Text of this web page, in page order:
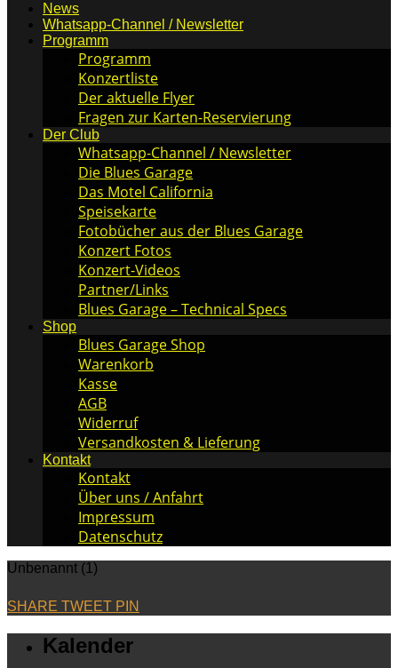
News
Whatsapp-Channel / Newsletter
Programm
Programm
Konzertliste
Der aktuelle Flyer
Fragen zur Karten-Reservierung
Der Club
Whatsapp-Channel / Newsletter
Die Blues Garage
Das Motel California
Speisekarte
Fotobücher aus der Blues Garage
Konzert Fotos
Konzert-Videos
Partner/Links
Blues Garage – Technical Specs
Shop
Blues Garage Shop
Warenkorb
Kasse
AGB
Widerruf
Versandkosten & Lieferung
Kontakt
Kontakt
Über uns / Anfahrt
Impressum
Datenschutz
Unbenannt (1)
SHARE TWEET PIN
Kalender